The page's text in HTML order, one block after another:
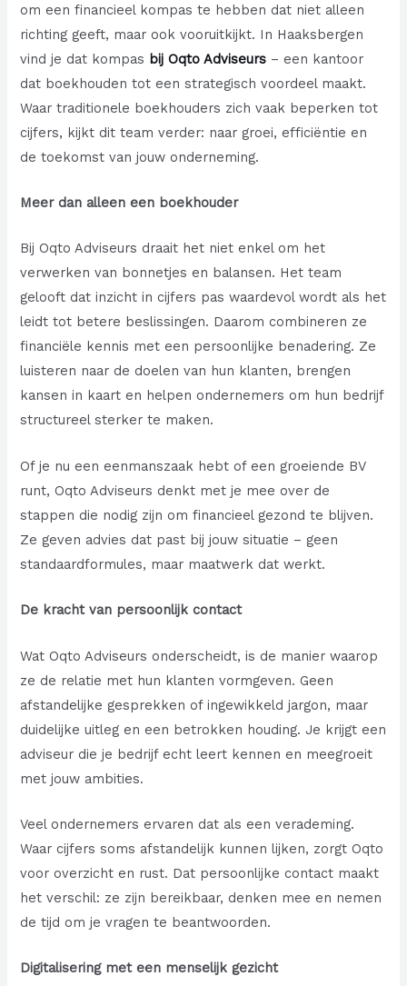
om een financieel kompas te hebben dat niet alleen
richting geeft, maar ook vooruitkijkt. In Haaksbergen
vind je dat kompas bij Oqto Adviseurs – een kantoor
dat boekhouden tot een strategisch voordeel maakt.
Waar traditionele boekhouders zich vaak beperken tot
cijfers, kijkt dit team verder: naar groei, efficiëntie en
de toekomst van jouw onderneming.
Meer dan alleen een boekhouder
Bij Oqto Adviseurs draait het niet enkel om het
verwerken van bonnetjes en balansen. Het team
gelooft dat inzicht in cijfers pas waardevol wordt als het
leidt tot betere beslissingen. Daarom combineren ze
financiële kennis met een persoonlijke benadering. Ze
luisteren naar de doelen van hun klanten, brengen
kansen in kaart en helpen ondernemers om hun bedrijf
structureel sterker te maken.
Of je nu een eenmanszaak hebt of een groeiende BV
runt, Oqto Adviseurs denkt met je mee over de
stappen die nodig zijn om financieel gezond te blijven.
Ze geven advies dat past bij jouw situatie – geen
standaardformules, maar maatwerk dat werkt.
De kracht van persoonlijk contact
Wat Oqto Adviseurs onderscheidt, is de manier waarop
ze de relatie met hun klanten vormgeven. Geen
afstandelijke gesprekken of ingewikkeld jargon, maar
duidelijke uitleg en een betrokken houding. Je krijgt een
adviseur die je bedrijf echt leert kennen en meegroeit
met jouw ambities.
Veel ondernemers ervaren dat als een verademing.
Waar cijfers soms afstandelijk kunnen lijken, zorgt Oqto
voor overzicht en rust. Dat persoonlijke contact maakt
het verschil: ze zijn bereikbaar, denken mee en nemen
de tijd om je vragen te beantwoorden.
Digitalisering met een menselijk gezicht